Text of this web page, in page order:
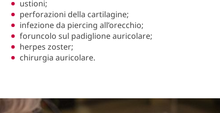
ustioni;
perforazioni della cartilagine;
infezione da piercing all’orecchio;
foruncolo sul padiglione auricolare;
herpes zoster;
chirurgia auricolare.